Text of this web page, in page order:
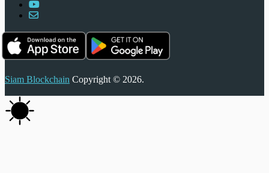
Siam Blockchain Copyright © 2026.